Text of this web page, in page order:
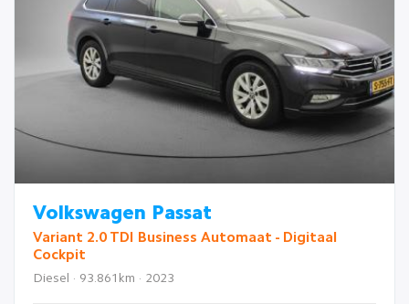
Volkswagen Passat
Variant 2.0 TDI Business Automaat - Digitaal
Cockpit
Diesel · 93.861km · 2023